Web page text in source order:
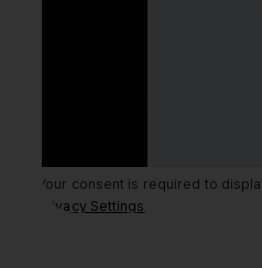
Your consent is required to
Privacy Settings